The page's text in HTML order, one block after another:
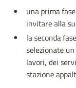
una prima
invitare alla
la seconda
selezionate
lavori, dei
stazione